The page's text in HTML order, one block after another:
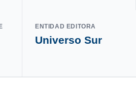
ENTIDAD EDITORA
Universo Sur